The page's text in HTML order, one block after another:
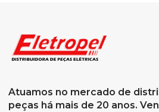
Atuamos no mercado de
peças há mais de 20 anos.